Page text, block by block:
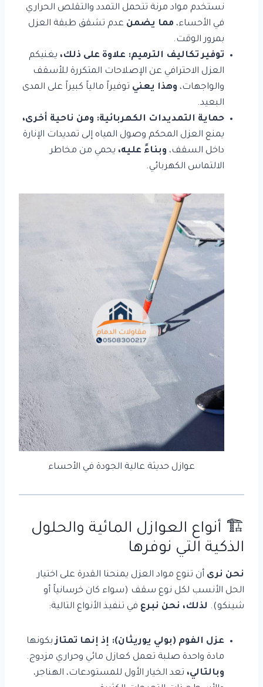
نستخدم مواد مرنة تتحمل التمدد والتقلص الحراري
في الأحساء، مما يضمن عدم تشقق طبقة العزل
بمرور الوقت.
توفير تكاليف الترميم: علاوة على ذلك، يغنيكم
العزل الاحترافي عن الإصلاحات المتكررة للأسقف
والواجهات، وهذا يعني توفيراً مالياً كبيراً على المدى
البعيد.
حماية التمديدات الكهربائية: ومن ناحية أخرى،
يمنع العزل المحكم وصول المياه إلى تمديدات الإنارة
داخل السقف، وبناءً عليه، يحمي من مخاطر
الالتماس الكهربائي.
عوازل حديثة عالية الجودة في الأحساء
🏗️ أنواع العوازل المائية والحلول
الذكية التي نوفرها
نحن نرى أن تنوع مواد العزل يمنحنا القدرة على اختيار
الحل الأنسب لكل نوع سقف (سواء كان خرسانياً أو
شينكو). لذلك، نحن نبرع في تنفيذ الأنواع التالية:
عزل الفوم (بولي يوريثان): إذ إنها تمتازبكونها
مادة واحدة صلبة تعمل كعازل مائي وحراري مزدوج.
وبالتالي، تعد الخيار الأول للمستودعات، الهناجر،